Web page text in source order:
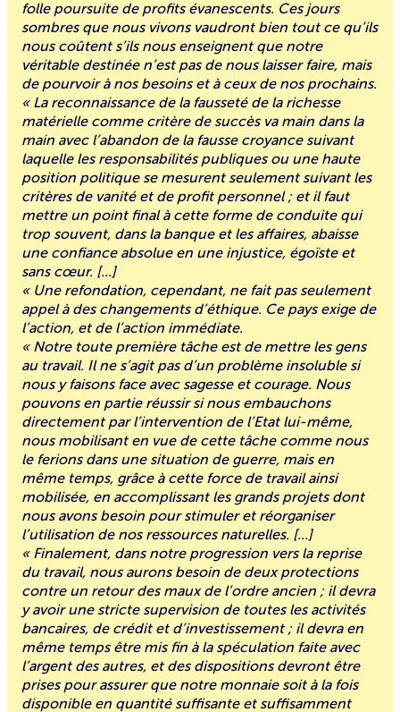
folle poursuite de profits évanescents. Ces jours
sombres que nous vivons vaudront bien tout ce qu’ils
nous coûtent s’ils nous enseignent que notre
véritable destinée n’est pas de nous laisser faire, mais
de pourvoir à nos besoins et à ceux de nos prochains.
« La reconnaissance de la fausseté de la richesse
matérielle comme critère de succès va main dans la
main avec l’abandon de la fausse croyance suivant
laquelle les responsabilités publiques ou une haute
position politique se mesurent seulement suivant les
critères de vanité et de profit personnel ; et il faut
mettre un point final à cette forme de conduite qui
trop souvent, dans la banque et les affaires, abaisse
une confiance absolue en une injustice, égoïste et
sans cœur. [...]
« Une refondation, cependant, ne fait pas seulement
appel à des changements d’éthique. Ce pays exige de
l’action, et de l’action immédiate.
« Notre toute première tâche est de mettre les gens
au travail. Il ne s’agit pas d’un problème insoluble si
nous y faisons face avec sagesse et courage. Nous
pouvons en partie réussir si nous embauchons
directement par l’intervention de l’Etat lui-même,
nous mobilisant en vue de cette tâche comme nous
le ferions dans une situation de guerre, mais en
même temps, grâce à cette force de travail ainsi
mobilisée, en accomplissant les grands projets dont
nous avons besoin pour stimuler et réorganiser
l’utilisation de nos ressources naturelles. [...]
« Finalement, dans notre progression vers la reprise
du travail, nous aurons besoin de deux protections
contre un retour des maux de l’ordre ancien ; il devra
y avoir une stricte supervision de toutes les activités
bancaires, de crédit et d’investissement ; il devra en
même temps être mis fin à la spéculation faite avec
l’argent des autres, et des dispositions devront être
prises pour assurer que notre monnaie soit à la fois
disponible en quantité suffisante et suffisamment